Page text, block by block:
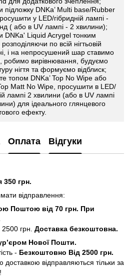
підложку DNKa’ Multi base/Rubber
у LED/гібридній лампі -
( або в UV лампі - 2 хвилини);
DNKa' Liquid Acrygel тонким
по всій нігтьовій
і на непросушений шар ставимо
робимо вирівнювання, будуємо
нігтя та формуємо відблиск;
топом DNKa’ Top No Wipe або
Matt No Wipe, просушити в LED/
лампі 2 хвилини (або в UV лампі
для ідеального глянцевого
ефекту.
Оплата Відгуки
350 грн.
відправлення:
Поштою від 70 грн. При
грн. Доставка безкоштовна.
Нової Пошти.
- Безкоштовно Від 2500 грн.
відправляються тільки за